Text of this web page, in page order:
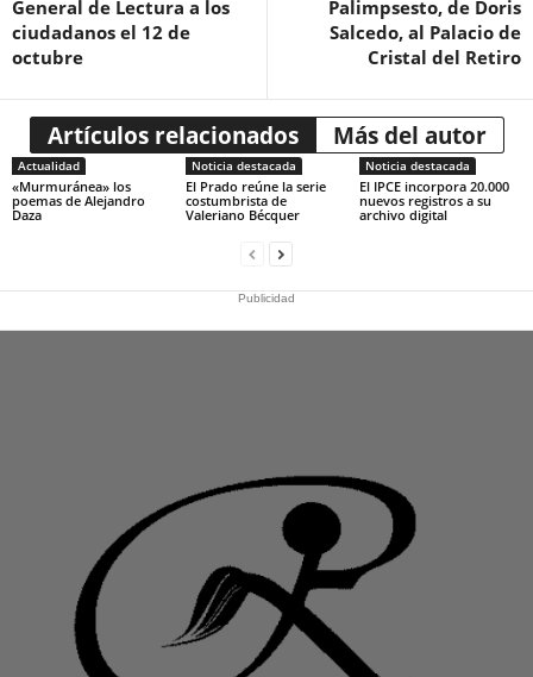
General de Lectura a los
ciudadanos el 12 de
octubre
Palimpsesto, de Doris
Salcedo, al Palacio de
Cristal del Retiro
Artículos relacionados Más del autor
Actualidad
«Murmuránea» los
poemas de Alejandro
Daza
Noticia destacada
El Prado reúne la serie
costumbrista de
Valeriano Bécquer
Noticia destacada
El IPCE incorpora 20.000
nuevos registros a su
archivo digital
Publicidad